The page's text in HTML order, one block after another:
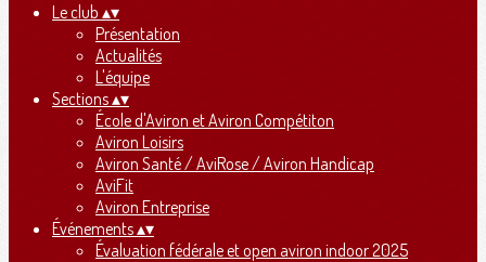
Le club ▴▾
Présentation
Actualités
L'équipe
Sections▴▾
École d'Aviron et Aviron Compétiton
Aviron Loisirs
Aviron Santé / AviRose / Aviron Handicap
AviFit
Aviron Entreprise
Événements▴▾
Évaluation fédérale et open aviron indoor 2025